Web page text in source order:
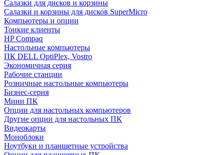
Салазки для дисков и корзины
Салазки и корзины для дисков SuperMicro
Компьютеры и опции
Тонкие клиенты
HP Compaq
Настольные компьютеры
ПК DELL OptiPlex, Vostro
Экономичная серия
Рабочие станции
Розничные настольные компьютеры
Бизнес-серия
Мини ПК
Опции для настольных компьютеров
Другие опции для настольных ПК
Видеокарты
Моноблоки
Ноутбуки и планшетные устройства